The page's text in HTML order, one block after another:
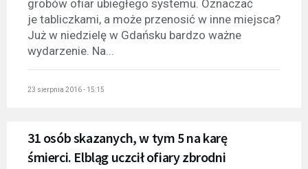
grobów ofiar ubiegłego systemu. Oznaczać
je tabliczkami, a może przenosić w inne miejsca?
Już w niedzielę w Gdańsku bardzo ważne
wydarzenie. Na...
23 sierpnia 2016 - 15:15
31 osób skazanych, w tym 5 na karę
śmierci. Elbląg uczcił ofiary zbrodni